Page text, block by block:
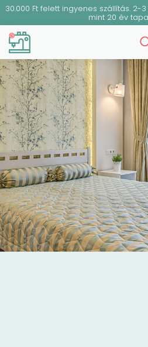
30.000 Ft felett ingyenes szállítás. 2-
mint 20 év